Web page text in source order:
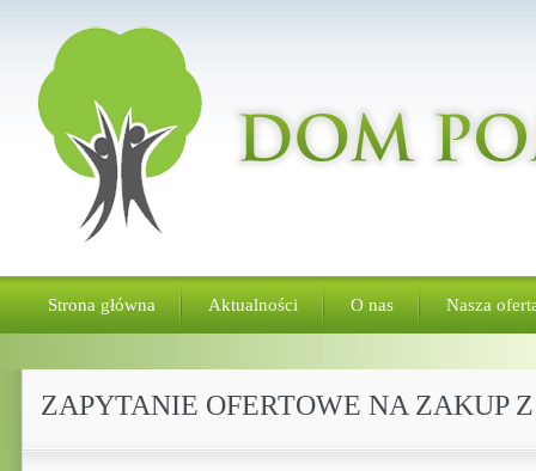
Strona główna Aktualności O nas Nasza
ZAPYTANIE OFERTOWE NA ZAKUP